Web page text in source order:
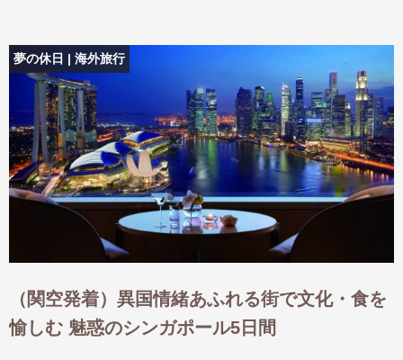
夢の休日 | 海外旅行
（関空発着）異国情緒あふれる街で文化・食を
愉しむ 魅惑のシンガポール5日間